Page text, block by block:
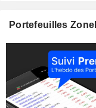
Portefeuilles